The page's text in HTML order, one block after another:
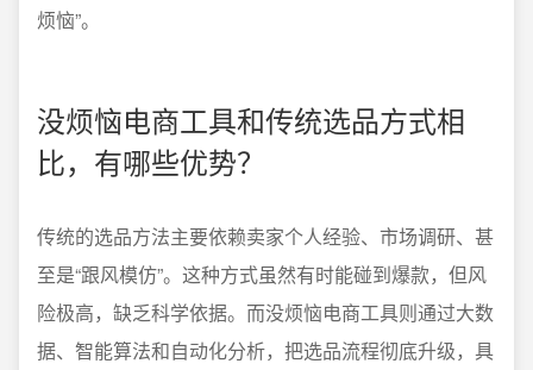
烦恼”。
没烦恼电商工具和传统选品方式相
比，有哪些优势？
传统的选品方法主要依赖卖家个人经验、市场调研、甚
至是“跟风模仿”。这种方式虽然有时能碰到爆款，但风
险极高，缺乏科学依据。而没烦恼电商工具则通过大数
据、智能算法和自动化分析，把选品流程彻底升级，具